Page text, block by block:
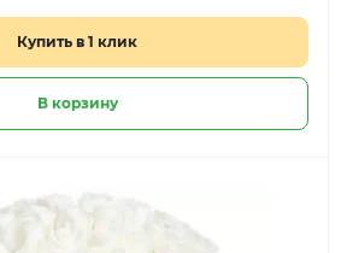
Купить в 1 клик
В корзину